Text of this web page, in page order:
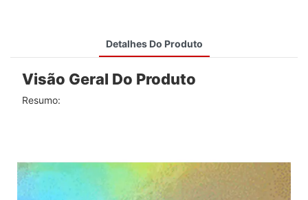
Detalhes Do Produto
Visão Geral Do Produto
Resumo: